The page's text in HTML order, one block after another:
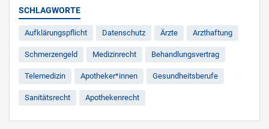
SCHLAGWORTE
Aufklärungspflicht Datenschutz Ärzte Arzthaftung
Schmerzengeld Medizinrecht Behandlungsvertrag
Telemedizin Apotheker*innen Gesundheitsberufe
Sanitätsrecht Apothekenrecht